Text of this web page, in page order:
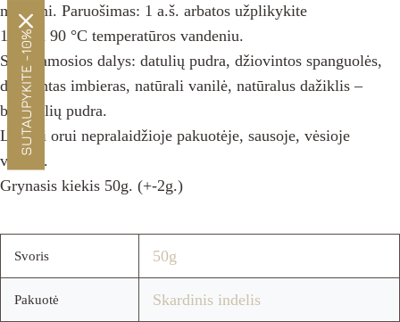
medumi. Paruošimas: 1 a.š. arbatos užplikykite
150 ml 90 °C temperatūros vandeniu.
Sudedamosios dalys: datulių pudra, džiovintos spanguolės,
džiovintas imbieras, natūrali vanilė, natūralus dažiklis –
burokėlių pudra.
Laikyti orui nepralaidžioje pakuotėje, sausoje, vėsioje
vietoje.
Grynasis kiekis 50g. (+-2g.)
Svoris 50g
Pakuotė Skardinis indelis
SUTAUPYKITE -10%